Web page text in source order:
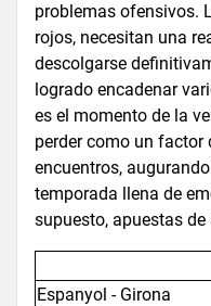
problemas ofensivos.
rojos, necesitan una
descolgarse
logrado encadenar
es el momento de la
perder como un factor
encuentros,
temporada llena de
supuesto, apuestas
Espanyol - Girona